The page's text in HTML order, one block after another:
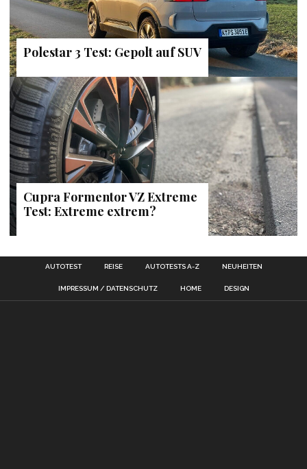
Polestar 3 Test: Gepolt auf SUV
Cupra Formentor VZ Extreme
Test: Extreme extrem?
AUTOTEST REISE AUTOTESTS A-Z NEUHEITEN
IMPRESSUM / DATENSCHUTZ HOME DESIGN